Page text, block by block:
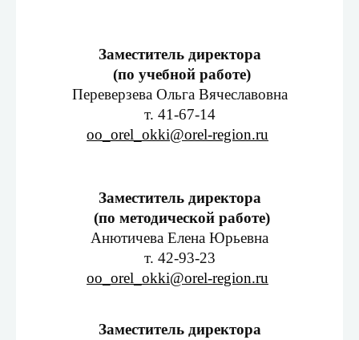
Заместитель директора
(по учебной работе)
Переверзева Ольга Вячеславовна
т. 41-67-14
oo_orel_okki@orel-region.ru
Заместитель директора
(по методической работе)
Анютичева Елена Юрьевна
т. 42-93-23
oo_orel_okki@orel-region.ru
Заместитель директора